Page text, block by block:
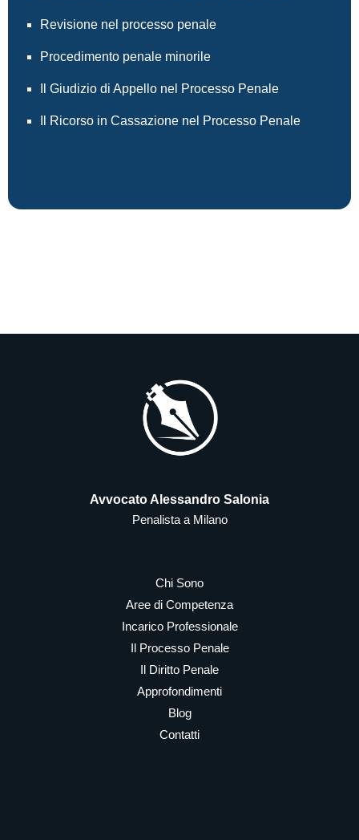
Revisione nel processo penale
Procedimento penale minorile
Il Giudizio di Appello nel Processo Penale
Il Ricorso in Cassazione nel Processo Penale
Avvocato Alessandro Salonia
Penalista a Milano
Chi Sono
Aree di Competenza
Incarico Professionale
Il Processo Penale
Il Diritto Penale
Approfondimenti
Blog
Contatti